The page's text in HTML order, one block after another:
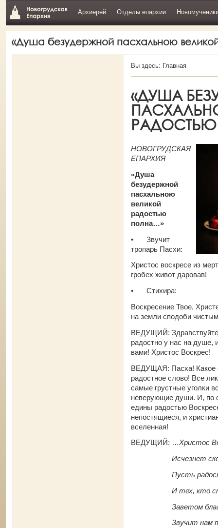
Архиерей Отделы епархии
«Душа безудержной пасхальною
Вы здесь: Главная
«ДУША
НОВОГРУДСКАЯ
ЕПАРХИЯ
«Душа
безудержной
пасхальною
великой
радостью
полна…»
•
Звучит
тропарь Пасхи:
Христос воскресе из
гробех живот даровав!
•
Стихира:
Воскресение Твое,
на земли сподоби
ВЕДУЩИЙ: Здравствуйте,
радостно у нас на душе,
вами! Христос Воскрес!
ВЕДУЩАЯ: Пасха! Какое
радостное слово! Все
самые грустные уголки
неверующие души. И, по
едины радостью
непостящиеся, и
вселенная!
ВЕДУЩИЙ: …Христос
Исчезнет скорби
Пусть радость
И тех, кто стар,
Заветом
Звучит нам